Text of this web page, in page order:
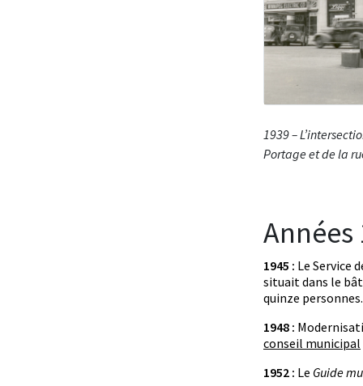
1939 –
Portage et de la
Années
1945 : Le Service
situait dans le
quinze personnes.
1948 :
conseil municipal
1952 : Le Guide